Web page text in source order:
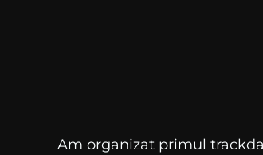
Am organizat primul